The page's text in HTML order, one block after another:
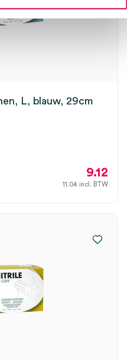
L, blauw, 29cm
9.12
11.04 incl. BTW